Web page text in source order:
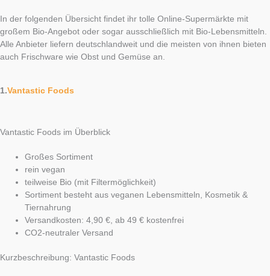
In der folgenden Übersicht findet ihr tolle Online-Supermärkte mit
großem Bio-Angebot oder sogar ausschließlich mit Bio-Lebensmitteln.
Alle Anbieter liefern deutschlandweit und die meisten von ihnen bieten
auch Frischware wie Obst und Gemüse an.
1.Vantastic Foods
Vantastic Foods im Überblick
Großes Sortiment
rein vegan
teilweise Bio (mit Filtermöglichkeit)
Sortiment besteht aus veganen Lebensmitteln, Kosmetik &
Tiernahrung
Versandkosten: 4,90 €, ab 49 € kostenfrei
CO2-neutraler Versand
Kurzbeschreibung: Vantastic Foods